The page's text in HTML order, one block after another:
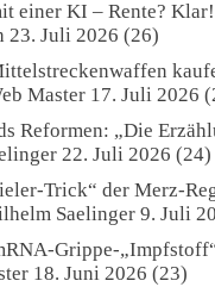
einer KI – Rente? Klar!
23. Juli 2026 (26)
Master 17. Juli 2026
Reformen: „Die
22. Juli 2026 (24)
Trick“ der Merz-
Saelinger 9. Juli
Grippe-
18. Juni 2026 (23)